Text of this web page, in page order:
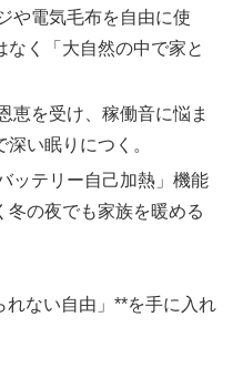
や電気毛布を自由に使
なく「大自然の中で家と
恵を受け、稼働音に悩ま
い眠りにつく。
ッテリー自己加熱」機能
冬の夜でも家族を暖める
れない自由」**を手に入れ